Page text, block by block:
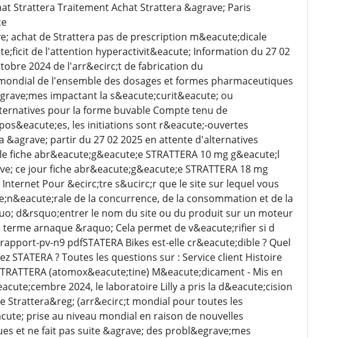
Strattera Traitement Achat Strattera &agrave; Paris
achat de Strattera pas de prescription m&eacute;dicale
de l'attention hyperactivit&eacute; Information du 27 02
2024 de l'arr&ecirc;t de fabrication du
de l'ensemble des dosages et formes pharmaceutiques
impactant la s&eacute;curit&eacute; ou
pour la forme buvable Compte tenu de
les initiations sont r&eacute;-ouvertes
partir du 27 02 2025 en attente d'alternatives
abr&eacute;g&eacute;e STRATTERA 10 mg g&eacute;l
ce jour fiche abr&eacute;g&eacute;e STRATTERA 18 mg
Pour &ecirc;tre s&ucirc;r que le site sur lequel vous
de la concurrence, de la consommation et de la
d&rsquo;entrer le nom du site ou du produit sur un moteur
arnaque &raquo; Cela permet de v&eacute;rifier si d
pv-n9 pdfSTATERA Bikes est-elle cr&eacute;dible ? Quel
? Toutes les questions sur : Service client Histoire
(atomox&eacute;tine) M&eacute;dicament - Mis en
2024, le laboratoire Lilly a pris la d&eacute;cision
Strattera&reg; (arr&ecirc;t mondial pour toutes les
prise au niveau mondial en raison de nouvelles
et ne fait pas suite &agrave; des probl&egrave;mes